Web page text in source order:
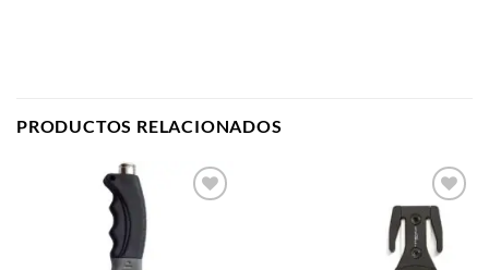
PRODUCTOS RELACIONADOS
Añadir
a la
lista de
deseos